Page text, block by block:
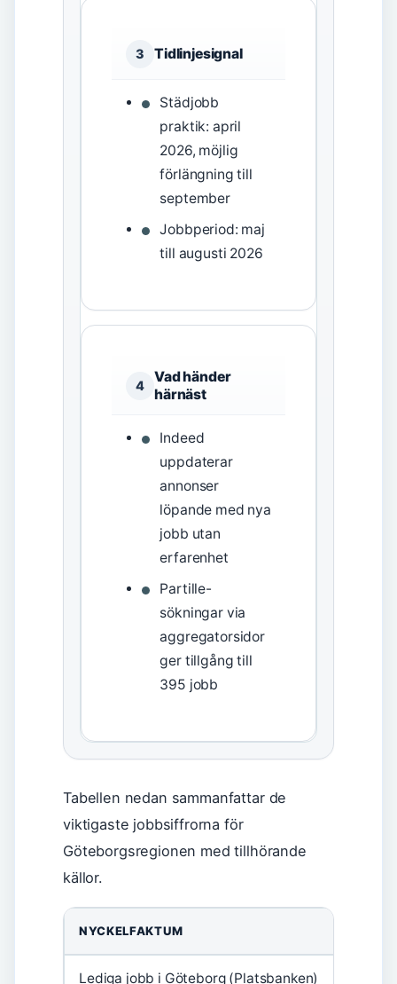
3 Tidlinjesignal
Städjobb
praktik: april
2026, möjlig
förlängning till
september
Jobbperiod: maj
till augusti 2026
4
Vad händer
härnäst
Indeed
uppdaterar
annonser
löpande med nya
jobb utan
erfarenhet
Partille-
sökningar via
aggregatorsidor
ger tillgång till
395 jobb
Tabellen nedan sammanfattar de
viktigaste jobbsiffrorna för
Göteborgsregionen med tillhörande
källor.
NYCKELFAKTUM
Lediga jobb i Göteborg (Platsbanken)